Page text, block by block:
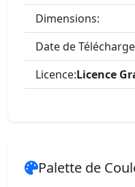
Dimensions:
Date de
Licence:Licence
Palette de